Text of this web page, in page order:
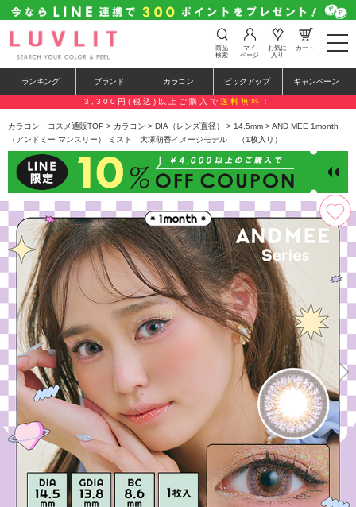
t
o
e
n
a
a
i
o
n
商品
検索
マイ
ページ
お気に
入り
カート
ランキング ブランド カラコン ピックアップ キャンペーン
3,300円(税込)以上ご購入で 送料無料！
カラコン・コスメ通販TOP > カラコン > DIA（レンズ直径） > 14.5mm > AND MEE 1month
（アンドミー マンスリー） ミスト 大塚萌香イメージモデル （1枚入り）